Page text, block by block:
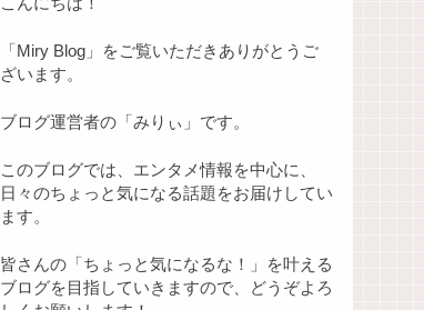
こんにちは！
「Miry Blog」をご覧いただきありがとうご
ざいます。
ブログ運営者の「みりぃ」です。
このブログでは、エンタメ情報を中心に、
日々のちょっと気になる話題をお届けしてい
ます。
皆さんの「ちょっと気になるな！」を叶える
ブログを目指していきますので、どうぞよろ